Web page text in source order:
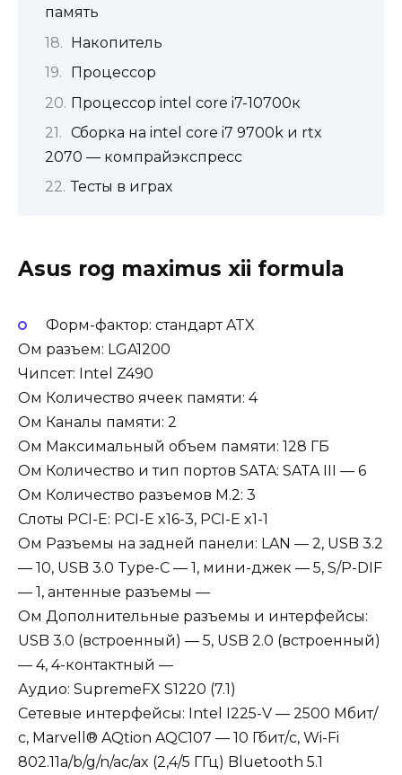
память
Накопитель
Процессор
Процессор intel core i7-10700к
Сборка на intel core i7 9700k и rtx
2070 — компрайэкспресс
Тесты в играх
Asus rog maximus xii formula
Форм-фактор: стандарт ATX
Ом разъем: LGA1200
Чипсет: Intel Z490
Ом Количество ячеек памяти: 4
Ом Каналы памяти: 2
Ом Максимальный объем памяти: 128 ГБ
Ом Количество и тип портов SATA: SATA III — 6
Ом Количество разъемов M.2: 3
Слоты PCI-E: PCI-E x16-3, PCI-E x1-1
Ом Разъемы на задней панели: LAN — 2, USB 3.2
— 10, USB 3.0 Type-C — 1, мини-джек — 5, S/P-DIF
— 1, антенные разъемы —
Ом Дополнительные разъемы и интерфейсы:
USB 3.0 (встроенный) — 5, USB 2.0 (встроенный)
— 4, 4-контактный —
Аудио: SupremeFX S1220 (7.1)
Сетевые интерфейсы: Intel I225-V — 2500 Мбит/
с, Marvell® AQtion AQC107 — 10 Гбит/с, Wi-Fi
802.11a/b/g/n/ac/ax (2,4/5 ГГц) Bluetooth 5.1